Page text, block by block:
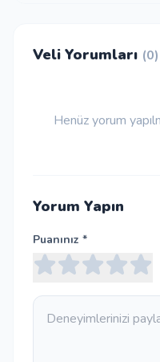
Veli Yorumları (0)
Henüz yorum
Yorum Yapın
Puanınız *